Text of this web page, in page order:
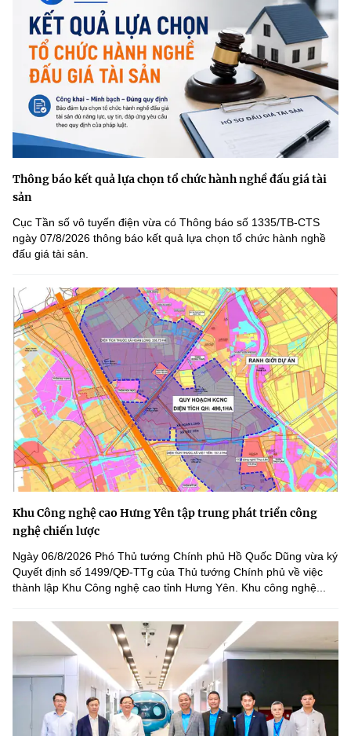
Thông báo kết quả lựa chọn tổ chức hành nghề đấu giá tài
sản
Cục Tần số vô tuyến điện vừa có Thông báo số 1335/TB-CTS
ngày 07/8/2026 thông báo kết quả lựa chọn tổ chức hành nghề
đấu giá tài sản.
Khu Công nghệ cao Hưng Yên tập trung phát triển công
nghệ chiến lược
Ngày 06/8/2026 Phó Thủ tướng Chính phủ Hồ Quốc Dũng vừa ký
Quyết định số 1499/QĐ-TTg của Thủ tướng Chính phủ về việc
thành lập Khu Công nghệ cao tỉnh Hưng Yên. Khu công nghệ...